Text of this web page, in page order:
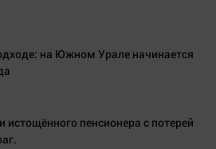
на Южном Урале начинается
пенсионера с потерей